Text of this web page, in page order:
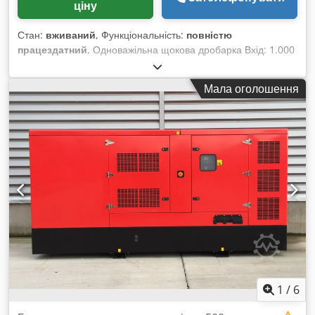
навантажувального тесту (60 хв). За бажанням, агрегат
контейнері як компактний all-in-one блок. Dsdpfxet Agwxs
Ahvokr Доставка, монтаж і введення в експлуатацію за
додаткову плату. Ціни без ПДВ: - 58 000 € за шт. без
контейнера - 69 000 € за шт. з контейнерною інсталяцією
Дивіться більше пропозицій на
ціну
Стан: вживаний, Функціональність: повністю
працездатний, Одноважільна щокова дробарка Вхід: 1.000
x 200 мм Djdpfow U Thcox Ahvjkr з гладкими дробильними
щоками опціонально: з електродвигуном та/або на сталевій
рамі
Мала оголошення
1 / 6